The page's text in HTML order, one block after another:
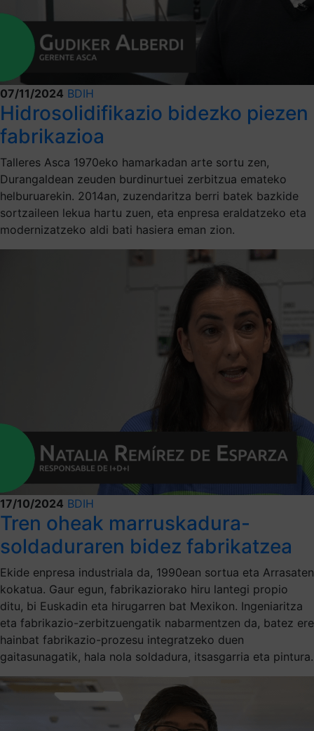
07/11/2024 BDIH
Hidrosolidifikazio bidezko piezen
fabrikazioa
Talleres Asca 1970eko hamarkadan arte sortu zen,
Durangaldean zeuden burdinurtuei zerbitzua emateko
helburuarekin. 2014an, zuzendaritza berri batek bazkide
sortzaileen lekua hartu zuen, eta enpresa eraldatzeko eta
modernizatzeko aldi bati hasiera eman zion.
17/10/2024 BDIH
Tren oheak marruskadura-
soldaduraren bidez fabrikatzea
Ekide enpresa industriala da, 1990ean sortua eta Arrasaten
kokatua. Gaur egun, fabrikaziorako hiru lantegi propio
ditu, bi Euskadin eta hirugarren bat Mexikon. Ingeniaritza
eta fabrikazio-zerbitzuengatik nabarmentzen da, batez ere
hainbat fabrikazio-prozesu integratzeko duen
gaitasunagatik, hala nola soldadura, itsasgarria eta pintura.